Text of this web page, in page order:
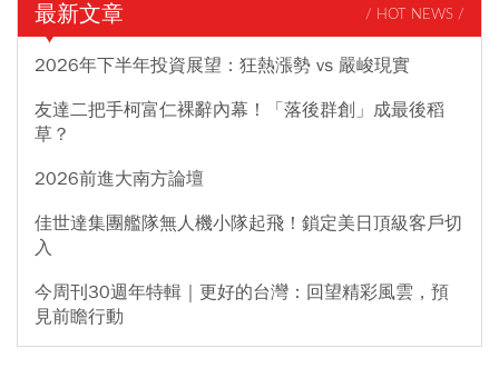
最新文章 / HOT NEWS /
2026年下半年投資展望：狂熱漲勢 vs 嚴峻現實
友達二把手柯富仁裸辭內幕！「落後群創」成最後稻
草？
2026前進大南方論壇
佳世達集團艦隊無人機小隊起飛！鎖定美日頂級客戶切
入
今周刊30週年特輯｜更好的台灣：回望精彩風雲，預
見前瞻行動